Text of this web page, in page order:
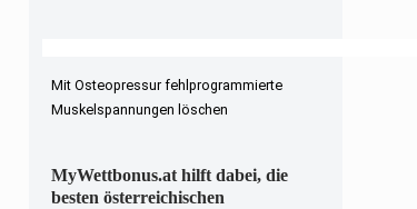
Mit Osteopressur fehlprogrammierte
Muskelspannungen löschen
MyWettbonus.at hilft dabei, die
besten österreichischen